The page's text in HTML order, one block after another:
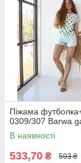
Піжама
0309/307 Barwa
В наявності
533,70 ₴ 593 ₴